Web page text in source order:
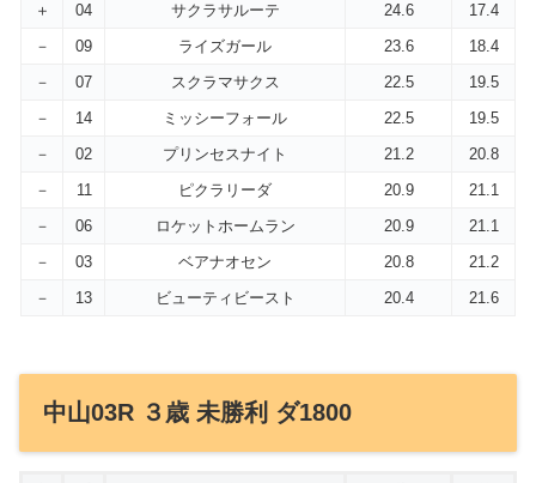
＋
04 サクラサルーテ 24.6
17.4
－
09 ライズガール 23.6
18.4
－
07 スクラマサクス 22.5
19.5
－
14 ミッシーフォール 22.5
19.5
－
02 プリンセスナイト 21.2
20.8
－
11 ピクラリーダ 20.9
21.1
－
06 ロケットホームラン 20.9
21.1
－
03 ベアナオセン 20.8
21.2
－
13 ビューティビースト 20.4 21.6
中山03R ３歳 未勝利 ダ1800